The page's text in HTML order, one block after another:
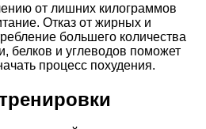
от лишних килограммов
Отказ от жирных и
большего количества
белков и углеводов поможет
процесс похудения.